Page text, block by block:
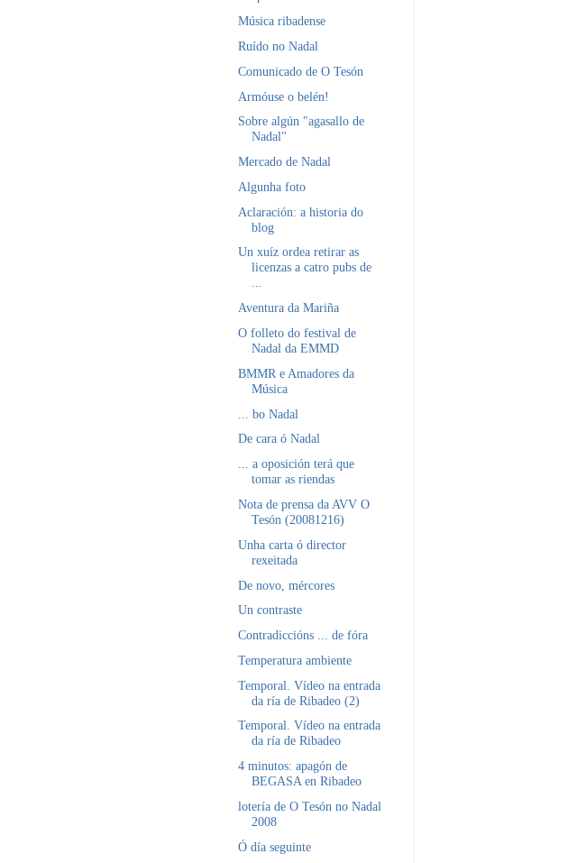
Música ribadense
Ruído no Nadal
Comunicado de O Tesón
Armóuse o belén!
Sobre algún "agasallo de
Nadal"
Mercado de Nadal
Algunha foto
Aclaración: a historia do
blog
Un xuíz ordea retirar as
licenzas a catro pubs de
...
Aventura da Mariña
O folleto do festival de
Nadal da EMMD
BMMR e Amadores da
Música
... bo Nadal
De cara ó Nadal
... a oposición terá que
tomar as riendas
Nota de prensa da AVV O
Tesón (20081216)
Unha carta ó director
rexeitada
De novo, mércores
Un contraste
Contradiccións ... de fóra
Temperatura ambiente
Temporal. Vídeo na entrada
da ría de Ribadeo (2)
Temporal. Vídeo na entrada
da ría de Ribadeo
4 minutos: apagón de
BEGASA en Ribadeo
lotería de O Tesón no Nadal
2008
Ó día seguinte